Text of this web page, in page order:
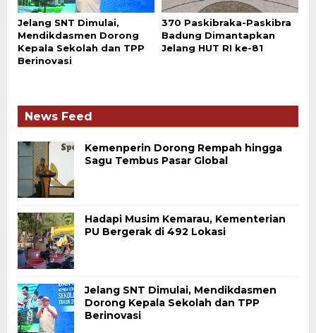
Jelang SNT Dimulai,
Mendikdasmen Dorong
Kepala Sekolah dan TPP
Berinovasi
370 Paskibraka-Paskibra
Badung Dimantapkan
Jelang HUT RI ke-81
News Feed
Kemenperin Dorong Rempah hingga
Sagu Tembus Pasar Global
Hadapi Musim Kemarau, Kementerian
PU Bergerak di 492 Lokasi
Jelang SNT Dimulai, Mendikdasmen
Dorong Kepala Sekolah dan TPP
Berinovasi